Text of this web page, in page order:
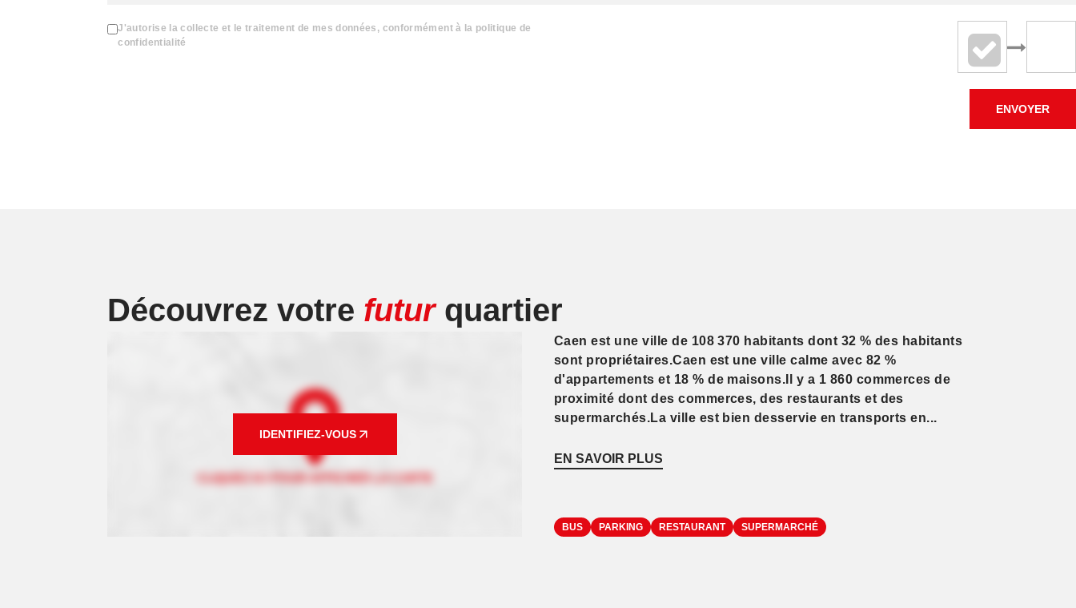
J'autorise la collecte et le traitement de mes données, conformément à la politique de
confidentialité
ENVOYER
Découvrez votre futurquartier
IDENTIFIEZ-VOUS
Caen est une ville de 108 370 habitants dont 32 % des habitants
sont propriétaires.Caen est une ville calme avec 82 %
d'appartements et 18 % de maisons.Il y a 1 860 commerces de
proximité dont des commerces, des restaurants et des
supermarchés.La ville est bien desservie en transports en...
EN SAVOIR PLUS
BUS PARKING RESTAURANT SUPERMARCHÉ